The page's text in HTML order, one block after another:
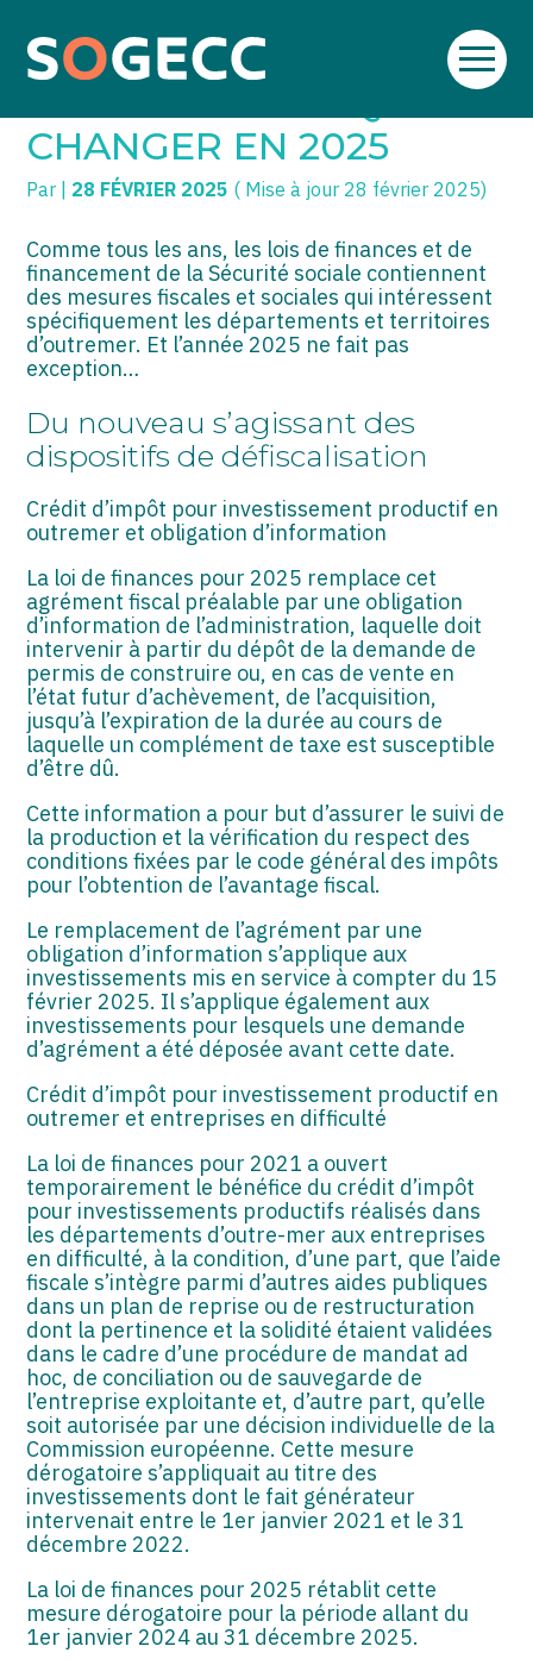
Aller
SOGECC – Coignières
SOGECC – Noisy
SOGECC – République
TPE/PME
COMMERÇANTS
PROFESSIONS LIBÉRALES
HOLDING
PARTICULIERS
EXPATRIÉ NON RÉSIDANT
ASSOCIATIONS
START-UP
SECTEUR AUDIOVISUEL
Créer et reprendre une activité
Gérer votre quotidien
Piloter votre entreprise
Construire votre patrimoine
Être prêt pour la facturation
électronique
OUTREMER : CE QUI VA
CHANGER EN 2025
Par 28 FÉVRIER 2025 ( Mise à jour 28 février 2025)
Comme tous les ans, les lois de finances et de
financement de la Sécurité sociale contiennent
des mesures fiscales et sociales qui intéressent
spécifiquement les départements et territoires
d’outremer. Et l’année 2025 ne fait pas
exception…
Du nouveau s’agissant des
dispositifs de défiscalisation
Crédit d’impôt pour investissement productif en
outremer et obligation d’information
La loi de finances pour 2025 remplace cet
agrément fiscal préalable par une obligation
d’information de l’administration, laquelle doit
intervenir à partir du dépôt de la demande de
permis de construire ou, en cas de vente en
l’état futur d’achèvement, de l’acquisition,
jusqu’à l’expiration de la durée au cours de
laquelle un complément de taxe est susceptible
d’être dû.
Cette information a pour but d’assurer le suivi de
la production et la vérification du respect des
conditions fixées par le code général des impôts
pour l’obtention de l’avantage fiscal.
Le remplacement de l’agrément par une
obligation d’information s’applique aux
investissements mis en service à compter du 15
février 2025. Il s’applique également aux
investissements pour lesquels une demande
d’agrément a été déposée avant cette date.
Crédit d’impôt pour investissement productif en
outremer et entreprises en difficulté
La loi de finances pour 2021 a ouvert
temporairement le bénéfice du crédit d’impôt
pour investissements productifs réalisés dans
les départements d’outre-mer aux entreprises
en difficulté, à la condition, d’une part, que l’aide
fiscale s’intègre parmi d’autres aides publiques
dans un plan de reprise ou de restructuration
dont la pertinence et la solidité étaient validées
dans le cadre d’une procédure de mandat ad
hoc, de conciliation ou de sauvegarde de
l’entreprise exploitante et, d’autre part, qu’elle
soit autorisée par une décision individuelle de la
Commission européenne. Cette mesure
dérogatoire s’appliquait au titre des
investissements dont le fait générateur
intervenait entre le 1er janvier 2021 et le 31
décembre 2022.
La loi de finances pour 2025 rétablit cette
mesure dérogatoire pour la période allant du
1er janvier 2024 au 31 décembre 2025.